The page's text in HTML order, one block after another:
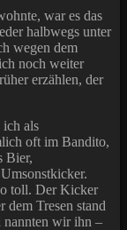
war es das
halbwegs unter
wegen dem
noch weiter
erzählen, der
ich als
oft im Bandito,
Bier,
toll. Der Kicker
dem Tresen stand
nannten wir ihn –